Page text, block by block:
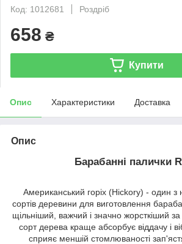
Код: 1012681
Роздріб
658 ₴
Купити
Опис Характеристики Доставка
Опис
Барабанні палички
Американський горіх (Hickory) - один з
сортів деревини для виготовлення
щільніший, важчий і значно жорсткіший
сорт дерева краще абсорбує віддачу і
сприяє меншій стомлюваності